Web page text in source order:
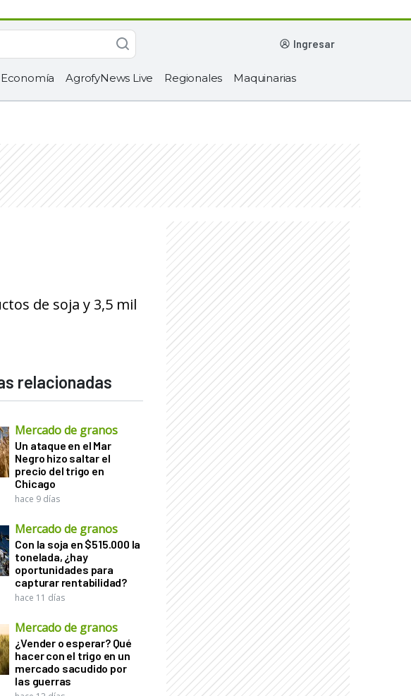
ingresar
Economía AgrofyNews Live Regionales Maquinarias
de soja y 3,5 mil
relacionadas
Mercado de granos
Un ataque en el Mar
Negro hizo saltar el
precio del trigo en
Chicago
hace 9 días
Mercado de granos
Con la soja en $515.000 la
tonelada, ¿hay
oportunidades para
capturar rentabilidad?
hace 11 días
Mercado de granos
¿Vender o esperar? Qué
hacer con el trigo en un
mercado sacudido por
las guerras